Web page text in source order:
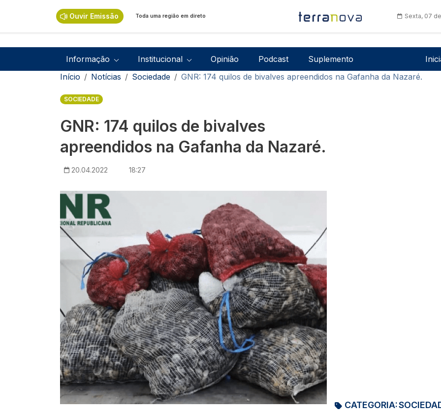
Ouvir Emissão Toda uma região em direto Sexta, 07
Navegação principal
Informação Institucional Opinião Podcast Suplemento
Navegação estrutural
Início Notícias Sociedade GNR: 174 quilos de bivalves apreendidos na Gafanha da Nazaré.
SOCIEDADE
GNR: 174 quilos de bivalves
apreendidos na Gafanha da Nazaré.
20.04.2022 18:27
Imagem
CATEGORIA: